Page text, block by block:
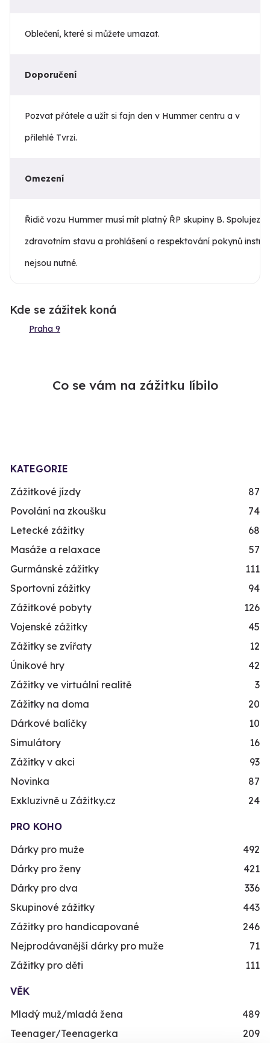
Oblečení, které si můžete umazat.
Doporučení
Pozvat přátele a užít si fajn den v Hummer centru a v
přilehlé Tvrzi.
Omezení
Řidič vozu Hummer musí mít platný ŘP skupiny B.
zdravotním stavu a prohlášení o respektování pokynů
nejsou nutné.
Kde se zážitek koná
Praha 9
Co se vám na zážitku líbilo
KATEGORIE
Zážitkové jízdy
87
Povolání na zkoušku
74
Letecké zážitky
68
Masáže a relaxace
57
Gurmánské zážitky
111
Sportovní zážitky
94
Zážitkové pobyty
126
Vojenské zážitky
45
Zážitky se zvířaty
12
Únikové hry
42
Zážitky ve virtuální realitě
3
Zážitky na doma
20
Dárkové balíčky
10
Simulátory
16
Zážitky v akci
93
Novinka
87
Exkluzivně u Zážitky.cz
24
PRO KOHO
Dárky pro muže
492
Dárky pro ženy
421
Dárky pro dva
336
Skupinové zážitky
443
Zážitky pro handicapované
246
Nejprodávanější dárky pro muže
71
Zážitky pro děti
111
VĚK
Mladý muž/mladá žena
489
Teenager/Teenagerka
209